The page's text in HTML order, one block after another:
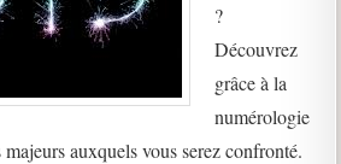
?
Découvrez
grâce à la
numérologie
auxquels vous serez confronté.